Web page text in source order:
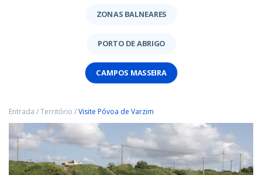
ZONAS BALNEARES
PORTO DE ABRIGO
CAMPOS MASSEIRA
Entrada /Território /Visite Póvoa de Varzim